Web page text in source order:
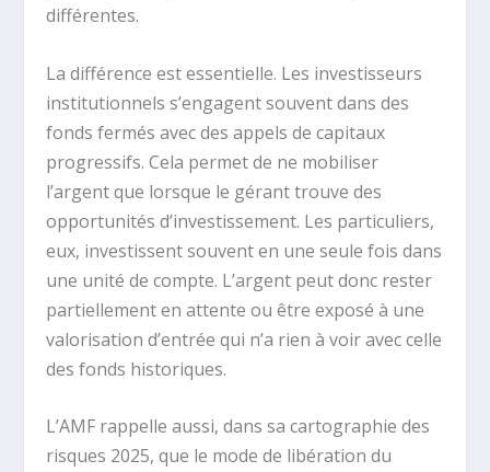
différentes.
La différence est essentielle. Les investisseurs
institutionnels s’engagent souvent dans des
fonds fermés avec des appels de capitaux
progressifs. Cela permet de ne mobiliser
l’argent que lorsque le gérant trouve des
opportunités d’investissement. Les particuliers,
eux, investissent souvent en une seule fois dans
une unité de compte. L’argent peut donc rester
partiellement en attente ou être exposé à une
valorisation d’entrée qui n’a rien à voir avec celle
des fonds historiques.
L’AMF rappelle aussi, dans sa cartographie des
risques 2025, que le mode de libération du